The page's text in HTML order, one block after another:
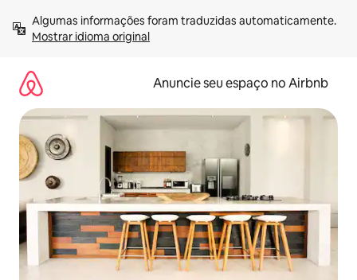
para
Mostrar idioma original
Anuncie seu espaço no Airbnb